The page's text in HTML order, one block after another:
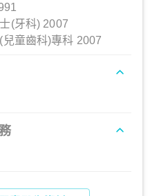
(牙科) 2007
童齒科)專科 2007